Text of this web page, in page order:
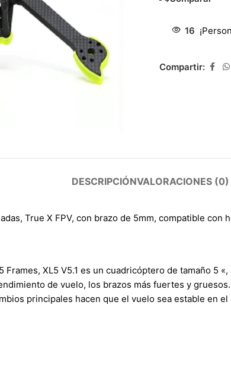
16
Compartir:
DESCRIPCIÓNVALORACIONES (0)
True X FPV, con brazo de 5mm, compatible con
XL5 V5.1 es un cuadricóptero de tamaño 5
de vuelo, los brazos más fuertes y
principales hacen que el vuelo sea estable en el